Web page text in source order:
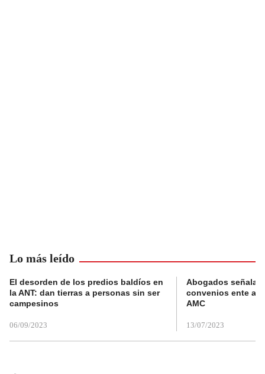
Lo más leído
El desorden de los predios baldíos en
la ANT: dan tierras a personas sin ser
campesinos
06/09/2023
Abogados
convenios ente
AMC
13/07/2023